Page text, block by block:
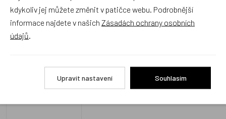
Přidat hodnocení
Ke stažení
kdykoliv jej můžete změnit v patičce webu. Podrobnější
informace najdete v našich Zásadách ochrany osobních
údajů
Upravit nastavení Souhlasím